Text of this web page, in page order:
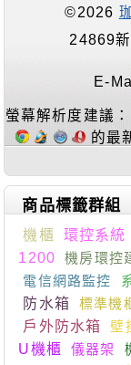
©2026
24869
E-
螢幕解析度建議
的最
商品標籤群組
機櫃
環控系統
1200
機房環控
電信網路監控
防水箱
標準機
戶外防水箱
壁
U機櫃
儀器架